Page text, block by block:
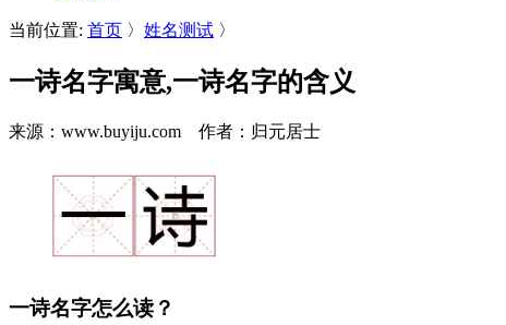
当前位置: 首页 〉 姓名测试 〉
一诗名字寓意,一诗名字的含义
来源：www.buyiju.com 作者：归元居士
一诗名字怎么读？